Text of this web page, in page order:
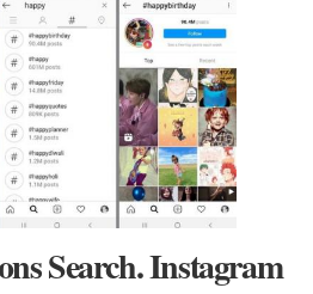
Search. Instagram